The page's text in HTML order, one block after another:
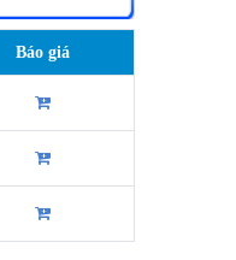
Báo giá